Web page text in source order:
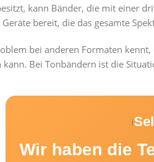
kann Bänder, die mit einer
bereit, die das gesamte
bei anderen Formaten kennt,
kann. Bei Tonbändern ist die
i
Wir haben die